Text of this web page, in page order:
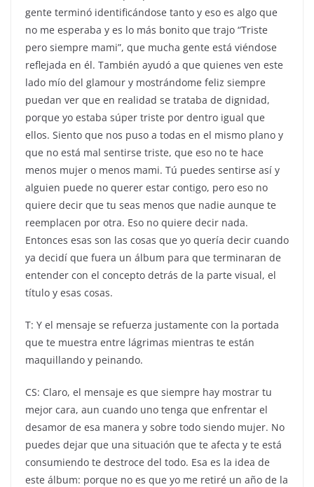
gente terminó identificándose tanto y eso es algo que
no me esperaba y es lo más bonito que trajo “Triste
pero siempre mami”, que mucha gente está viéndose
reflejada en él. También ayudó a que quienes ven este
lado mío del glamour y mostrándome feliz siempre
puedan ver que en realidad se trataba de dignidad,
porque yo estaba súper triste por dentro igual que
ellos. Siento que nos puso a todas en el mismo plano y
que no está mal sentirse triste, que eso no te hace
menos mujer o menos mami. Tú puedes sentirse así y
alguien puede no querer estar contigo, pero eso no
quiere decir que tu seas menos que nadie aunque te
reemplacen por otra. Eso no quiere decir nada.
Entonces esas son las cosas que yo quería decir cuando
ya decidí que fuera un álbum para que terminaran de
entender con el concepto detrás de la parte visual, el
título y esas cosas.
T: Y el mensaje se refuerza justamente con la portada
que te muestra entre lágrimas mientras te están
maquillando y peinando.
CS: Claro, el mensaje es que siempre hay mostrar tu
mejor cara, aun cuando uno tenga que enfrentar el
desamor de esa manera y sobre todo siendo mujer. No
puedes dejar que una situación que te afecta y te está
consumiendo te destroce del todo. Esa es la idea de
este álbum: porque no es que yo me retiré un año de la